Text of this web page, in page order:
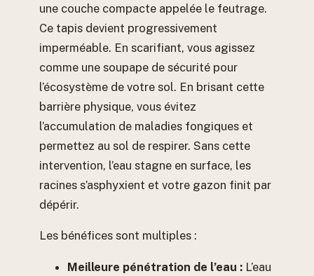
une couche compacte appelée le feutrage.
Ce tapis devient progressivement
imperméable. En scarifiant, vous agissez
comme une soupape de sécurité pour
l’écosystème de votre sol. En brisant cette
barrière physique, vous évitez
l’accumulation de maladies fongiques et
permettez au sol de respirer. Sans cette
intervention, l’eau stagne en surface, les
racines s’asphyxient et votre gazon finit par
dépérir.
Les bénéfices sont multiples :
Meilleure pénétration de l’eau : L’eau